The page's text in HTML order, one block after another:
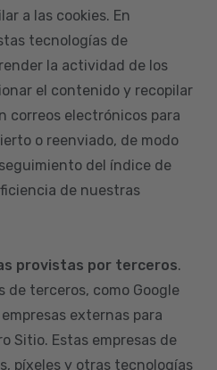
a las cookies. En
tecnologías de
la actividad de los
el contenido y recopilar
correos electrónicos para
o reenviado, de modo
del índice de
de nuestras
provistas por terceros.
de terceros, como Google
externas para
Sitio. Estas empresas de
píxeles y otras tecnologías